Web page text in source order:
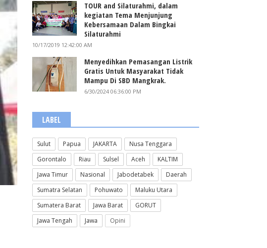
TOUR and Silaturahmi, dalam
kegiatan Tema Menjunjung
Kebersamaan Dalam Bingkai
Silaturahmi
10/17/2019 12:42:00 AM
Menyedihkan Pemasangan Listrik
Gratis Untuk Masyarakat Tidak
Mampu Di SBD Mangkrak.
6/30/2024 06:36:00 PM
LABEL
Sulut Papua JAKARTA
Nusa Tenggara
Gorontalo
Riau Sulsel Aceh
KALTIM
Jawa Timur
Nasional Jabodetabek
Daerah
Sumatra Selatan
Pohuwato
Maluku Utara
Sumatera Barat
Jawa Barat
GORUT
Jawa Tengah
Jawa Opini